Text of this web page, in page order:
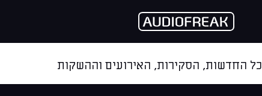
כל החדשות, הסקירות, האירועים וההשקות